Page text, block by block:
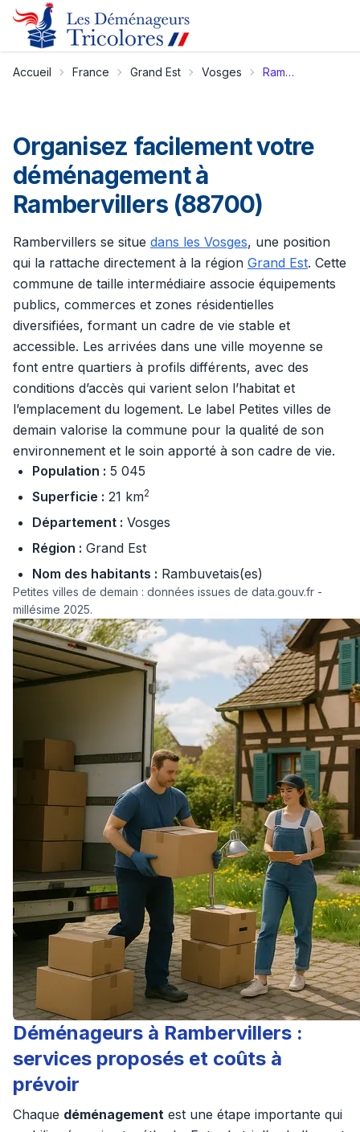
Accueil France Grand Est Vosges Rambervillers
Organisez facilement votre
déménagement à
Rambervillers (88700)
Rambervillers se situe dans les Vosges, une position
qui la rattache directement à la région Grand Est. Cette
commune de taille intermédiaire associe équipements
publics, commerces et zones résidentielles
diversifiées, formant un cadre de vie stable et
accessible. Les arrivées dans une ville moyenne se
font entre quartiers à profils différents, avec des
conditions d’accès qui varient selon l’habitat et
l’emplacement du logement. Le label Petites villes de
demain valorise la commune pour la qualité de son
environnement et le soin apporté à son cadre de vie.
Population : 5 045
Superficie : 21 km2
Département : Vosges
Région : Grand Est
Nom des habitants : Rambuvetais(es)
Petites villes de demain : données issues de data.gouv.fr -
millésime 2025.
Déménageurs à Rambervillers :
services proposés et coûts à
prévoir
Chaque déménagement est une étape importante qui